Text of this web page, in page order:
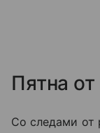
Пятна
Со следами от